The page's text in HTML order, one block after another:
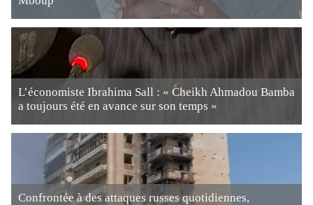
L’économiste Ibrahima Sall : « Cheikh Ahmadou Bamba
a toujours été en avance sur son temps »
Confrontée à des attaques russes quotidiennes,